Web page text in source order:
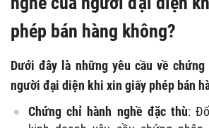
phép bán hàng không?
Dưới đây là những yêu cầu về
người đại diện khi xin giấy phép bán
Chứng chỉ hành nghề đặc thù: